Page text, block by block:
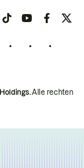
Alle rechten